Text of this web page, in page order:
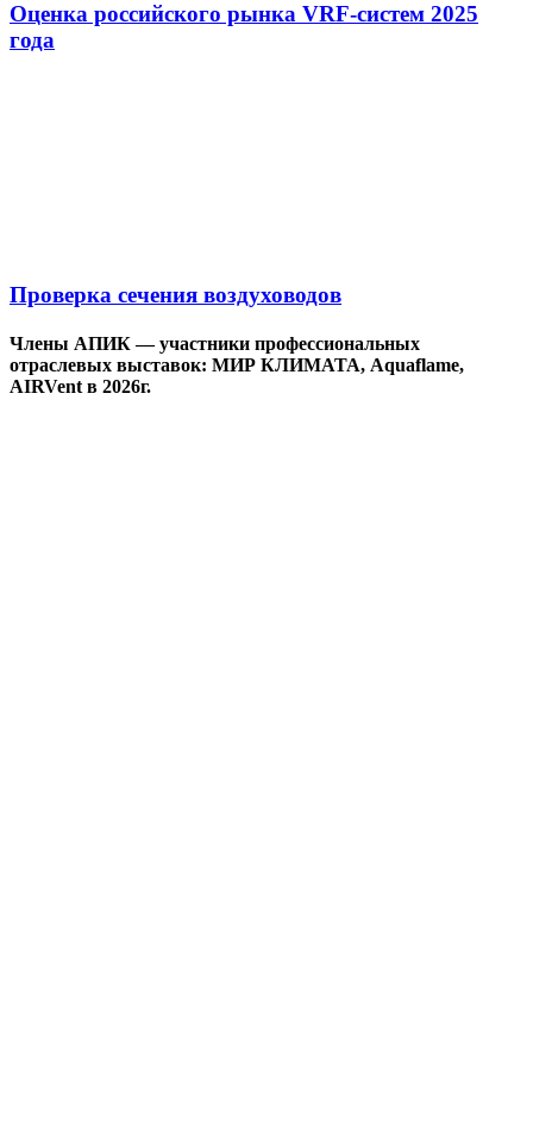
Оценка российского рынка VRF-систем 2025
года
Проверка сечения воздуховодов
Члены АПИК — участники профессиональных
отраслевых выставок: МИР КЛИМАТА, Aquaflame,
AIRVent в 2026г.